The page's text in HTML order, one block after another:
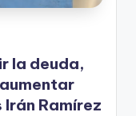
la deuda,
Ramírez